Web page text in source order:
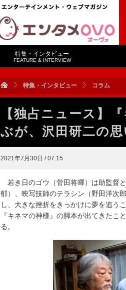
特集・インタビュー
FEATURE & INTERVIEW
特集・インタビュー コラム
【独占ニュース】
ぶが、沢田研二の
2021年7月30日 / 07:15
若き日のゴウ（菅田将暉）は助監督
郁）、映写技師のテラシン（野田洋次
し、大きな挫折をきっかけに夢を追う
『キネマの神様』の脚本が出てきた
る。